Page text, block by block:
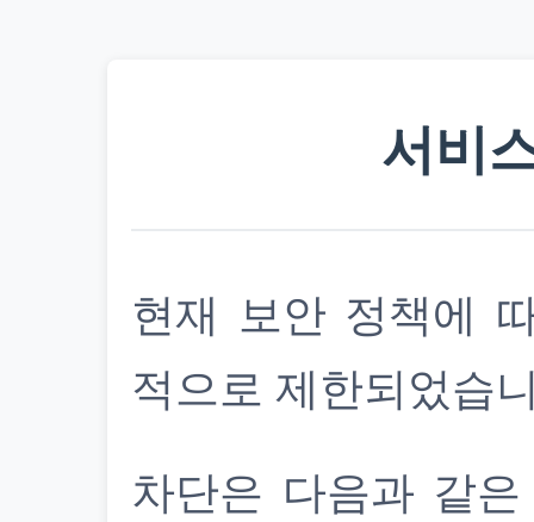
서비
현재 보안 정책에
적으로 제한되었습
차단은 다음과 같